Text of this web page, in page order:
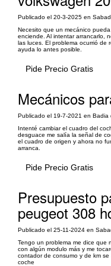
Publicado el 20-3-2025 en
Necesito que un mecánico
enciende. Al intentar arrancarlo,
las luces. El problema ocurrió de
ayuda lo antes posible.
Pide Precio Gratis
Mecánicos
Publicado el 19-7-2021 en Badia
Intenté cambiar el cuadro del
desguace me salía la señal de
el cuadro de origen y ahora no
arranca.
Pide Precio Gratis
Presupuesto
peugeot 308
Publicado el 25-11-2024 en
Tengo un problema me dice que
con algún modulo más y me
contador de consumo y de km
coche